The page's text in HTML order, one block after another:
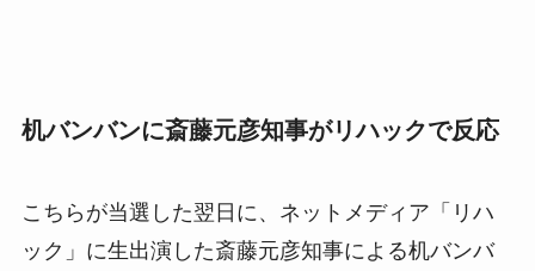
机バンバンに斎藤元彦知事がリハックで反応
こちらが当選した翌日に、ネットメディア「リハ
ック」に生出演した斎藤元彦知事による机バンバ